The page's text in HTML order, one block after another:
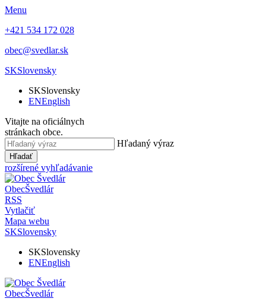
Menu
+421 534 172 028
obec@svedlar.sk
SKSlovensky
SKSlovensky
ENEnglish
Vitajte na oficiálnych
stránkach obce.
Hľadaný výraz
Hľadať
rozšírené vyhľadávanie
ObecŠvedlár
RSS
Vytlačiť
Mapa webu
SKSlovensky
SKSlovensky
ENEnglish
ObecŠvedlár